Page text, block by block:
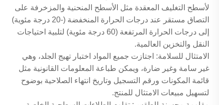
لأسطح التغليف المعقدة مثل الأسطح المنحنية والمزخرفة على
التصاق مستقر عند درجات الحرارة المنخفضة (-20 درجة مئوية)
إلى درجات الحرارة المرتفعة (60 درجة مئوية) لتلبية احتياجات
النقل والتخزين العالمية.
الامتثال للسلامة: اجتازت جميع المواد اختبار تهيج الجلد، وهي
غير سامة وغير ضارة، ويمكن طباعة المعلومات القانونية مثل
قائمة المكونات ورقم التسجيل وتاريخ انتهاء الصلاحية بوضوح
لتسهيل مبيعات الامتثال للمنتج.